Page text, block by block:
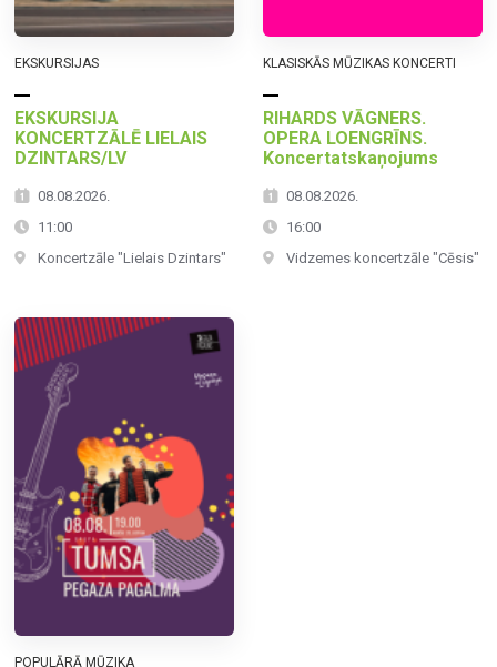
EKSKURSIJAS
EKSKURSIJA
KONCERTZĀLĒ LIELAIS
DZINTARS/LV
08.08.2026.
11:00
Koncertzāle "Lielais Dzintars"
KLASISKĀS MŪZIKAS KONCERTI
RIHARDS VĀGNERS.
OPERA LOENGRĪNS.
Koncertatskaņojums
08.08.2026.
16:00
Vidzemes koncertzāle "Cēsis"
POPULĀRĀ MŪZIKA